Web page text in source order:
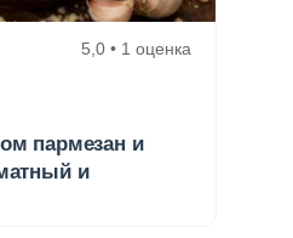
5,0 • 1 оценка
пармезан и
и